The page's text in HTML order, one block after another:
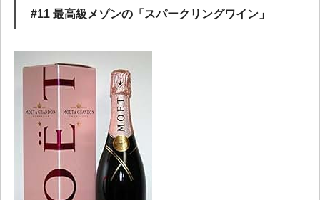
#11 最高級メゾンの「スパークリングワイン」